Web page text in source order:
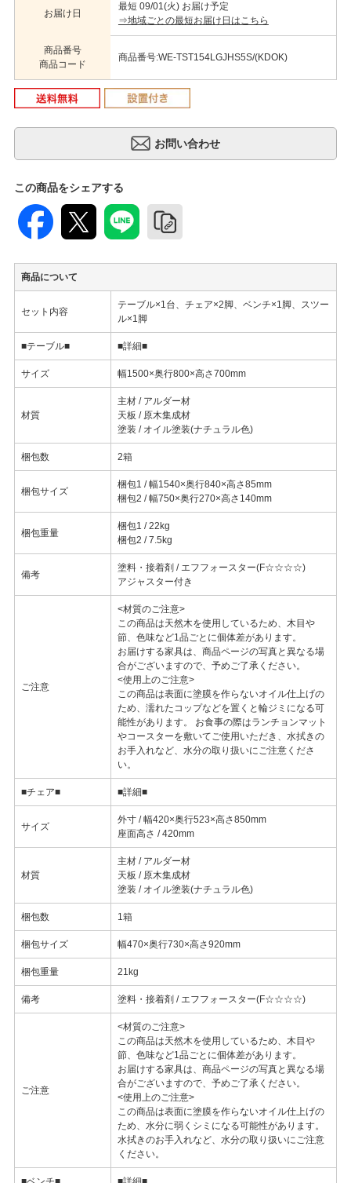
お届け日
最短 09/01(火) お届け予定
⇒地域ごとの最短お届け日はこちら
商品番号
商品コード
商品番号:WE-TST154LGJHS5S/(KDOK)
この商品をシェアする
商品について
セット内容
テーブル×1台、チェア×2脚、ベンチ×1脚、スツー
ル×1脚
■テーブル■ ■詳細■
サイズ 幅1500×奥行800×高さ700mm
材質
主材 / アルダー材
天板 / 原木集成材
塗装 / オイル塗装(ナチュラル色)
梱包数 2箱
梱包サイズ
梱包1 / 幅1540×奥行840×高さ85mm
梱包2 / 幅750×奥行270×高さ140mm
梱包重量
梱包1 / 22kg
梱包2 / 7.5kg
備考
塗料・接着剤 / エフフォースター(F☆☆☆☆)
アジャスター付き
ご注意
<材質のご注意>
この商品は天然木を使用しているため、木目や
節、色味など1品ごとに個体差があります。
お届けする家具は、商品ページの写真と異なる場
合がございますので、予めご了承ください。
<使用上のご注意>
この商品は表面に塗膜を作らないオイル仕上げの
ため、濡れたコップなどを置くと輪ジミになる可
能性があります。 お食事の際はランチョンマット
やコースターを敷いてご使用いただき、水拭きの
お手入れなど、水分の取り扱いにご注意くださ
い。
■チェア■ ■詳細■
サイズ
外寸 / 幅420×奥行523×高さ850mm
座面高さ / 420mm
材質
主材 / アルダー材
天板 / 原木集成材
塗装 / オイル塗装(ナチュラル色)
梱包数 1箱
梱包サイズ 幅470×奥行730×高さ920mm
梱包重量 21kg
備考 塗料・接着剤 / エフフォースター(F☆☆☆☆)
ご注意
<材質のご注意>
この商品は天然木を使用しているため、木目や
節、色味など1品ごとに個体差があります。
お届けする家具は、商品ページの写真と異なる場
合がございますので、予めご了承ください。
<使用上のご注意>
この商品は表面に塗膜を作らないオイル仕上げの
ため、水分に弱くシミになる可能性があります。
水拭きのお手入れなど、水分の取り扱いにご注意
ください。